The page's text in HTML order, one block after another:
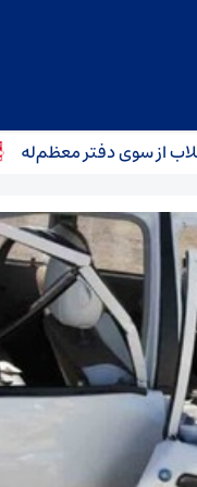
سوی دفتر معظم‌له